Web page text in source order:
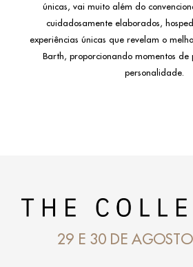
únicas, vai muito além do
cuidadosamente elaborados,
experiências únicas que revelam o
Barth, proporcionando momentos de
personalidade.
29 E 30 DE